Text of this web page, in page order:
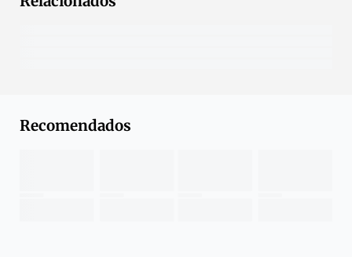
Recomendados